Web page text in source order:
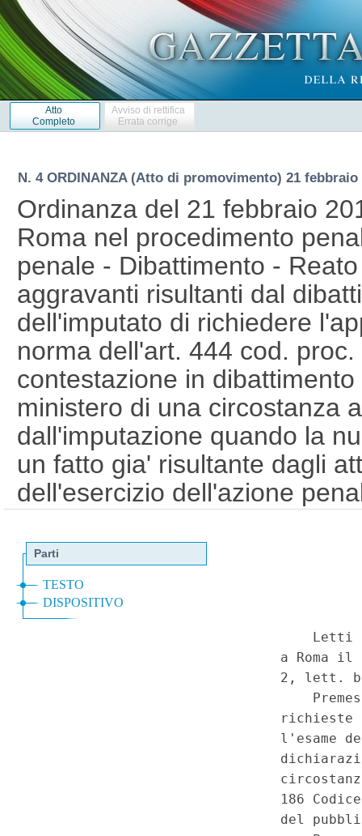
Atto
Completo
Avviso di rettifica
Errata corrige
N. 4 ORDINANZA (Atto di promovimento) 21 febbraio
Ordinanza del 21 febbraio
Roma nel procedimento
penale - Dibattimento -
aggravanti risultanti dal
dell'imputato di richiedere
norma dell'art. 444 cod.
contestazione in
ministero di una circostanza
dall'imputazione quando la
un fatto gia' risultante dagli
dell'esercizio dell'azione
speciale - Lesione del diritto
procedura penale, art. 517. -
comma secondo.
Corte Costituzionale n.5 del